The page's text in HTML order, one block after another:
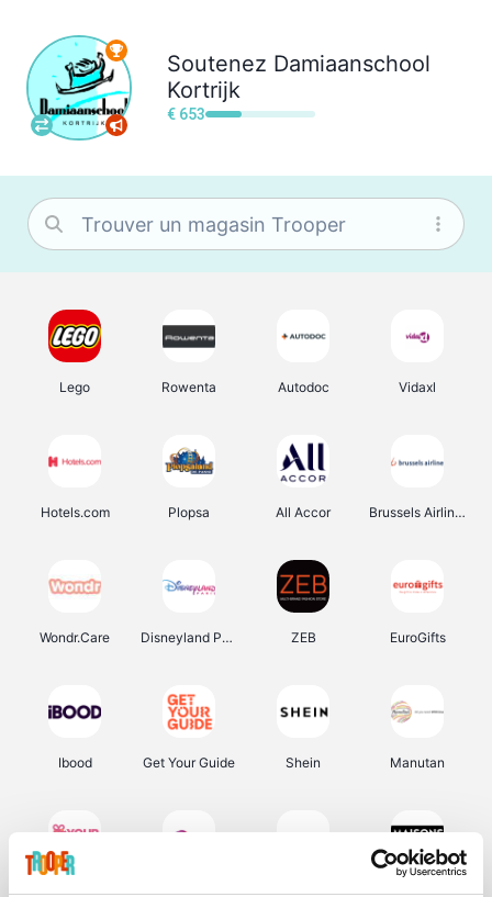
Soutenez Damiaanschool
Kortrijk
€ 653
Lego Rowenta Autodoc Vidaxl
Hotels.com Plopsa All Accor Brussels Airlines
Wondr.Care Disneyland Paris ZEB EuroGifts
Ibood Get Your Guide Shein Manutan